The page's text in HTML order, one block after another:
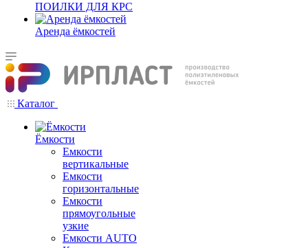
ПОИЛКИ ДЛЯ КРС
Аренда ёмкостей
Каталог
Ёмкости
Емкости
вертикальные
Емкости
горизонтальные
Емкости
прямоугольные
узкие
Емкости АUТО